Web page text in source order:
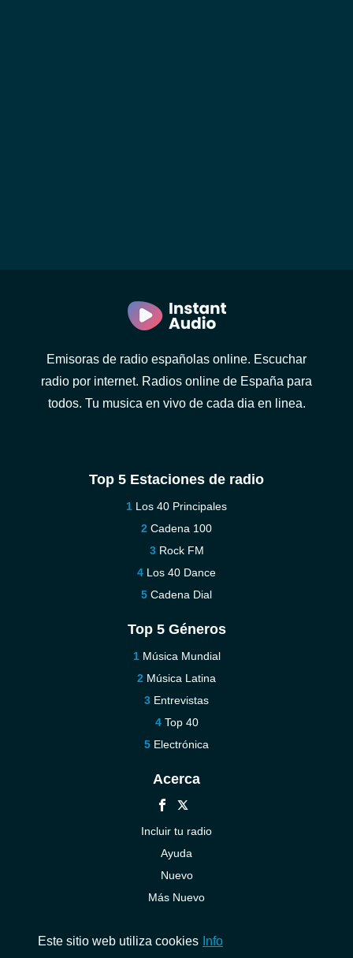
Emisoras de radio españolas online. Escuchar
radio por internet. Radios online de España para
todos. Tu musica en vivo de cada dia en linea.
Top 5 Estaciones de radio
Los 40 Principales
Cadena 100
Rock FM
Los 40 Dance
Cadena Dial
Top 5 Géneros
Música Mundial
Música Latina
Entrevistas
Top 40
Electrónica
Acerca
Incluir tu radio
Ayuda
Nuevo
Más Nuevo
Este sitio web utiliza cookies Info